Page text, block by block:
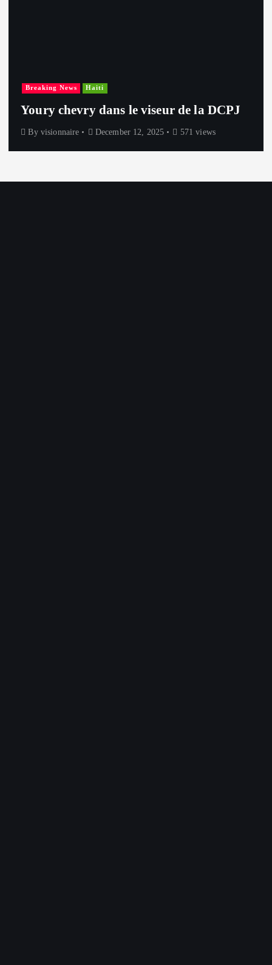
Breaking News Haiti
Youry chevry dans le viseur de la DCPJ
By visionnaire December 12, 2025 571 views